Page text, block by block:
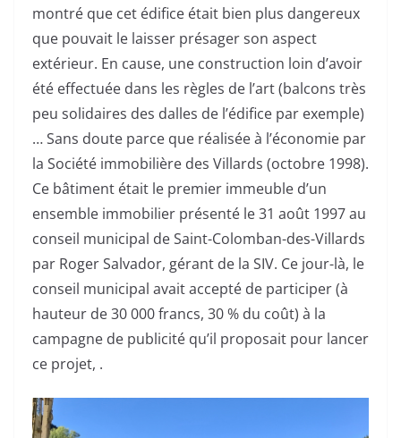
montré que cet édifice était bien plus dangereux
que pouvait le laisser présager son aspect
extérieur. En cause, une construction loin d’avoir
été effectuée dans les règles de l’art (balcons très
peu solidaires des dalles de l’édifice par exemple)
… Sans doute parce que réalisée à l’économie par
la Société immobilière des Villards (octobre 1998).
Ce bâtiment était le premier immeuble d’un
ensemble immobilier présenté le 31 août 1997 au
conseil municipal de Saint-Colomban-des-Villards
par Roger Salvador, gérant de la SIV. Ce jour-là, le
conseil municipal avait accepté de participer (à
hauteur de 30 000 francs, 30 % du coût) à la
campagne de publicité qu’il proposait pour lancer
ce projet, .